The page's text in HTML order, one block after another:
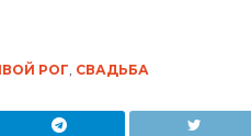
РОГ, СВАДЬБА